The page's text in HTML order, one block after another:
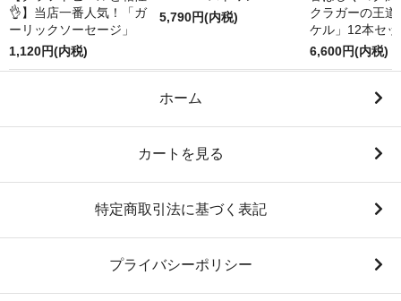
👌】当店一番人気！「ガ
ーリックソーセージ」
1,120円(内税)
5,790円(内税)
クラガーの王道
ケル」12本セ
6,600円(内税)
ホーム
カートを見る
特定商取引法に基づく表記
プライバシーポリシー